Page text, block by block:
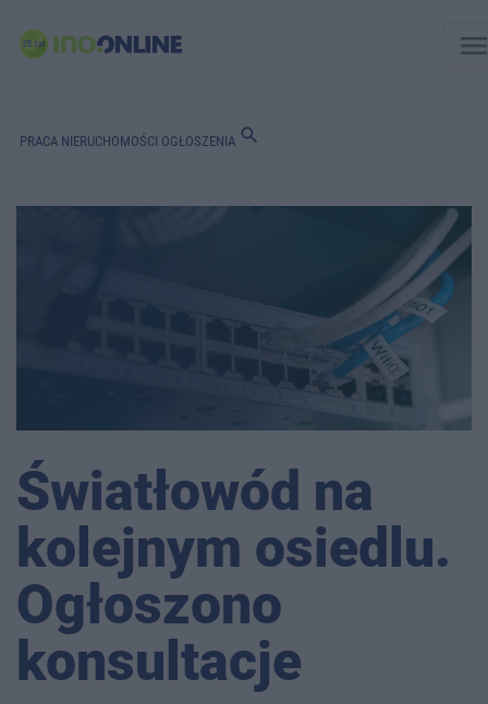
PRACA NIERUCHOMOŚCI OGŁOSZENIA search
Światłowód na
kolejnym osiedlu.
Ogłoszono
konsultacje